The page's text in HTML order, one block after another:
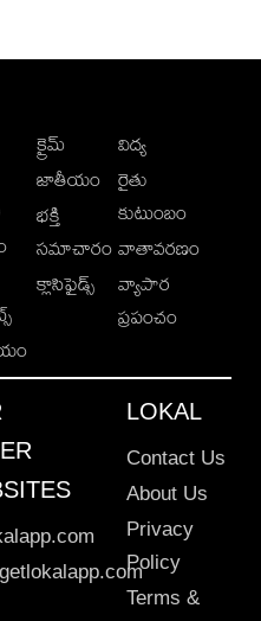
క్రైమ్
జాతీయం
భక్తి
సమాచారం
క్లాసిఫైడ్స్
విద్య
రైతు
కుటుంబం
వాతావరణం
వ్యాపార
ప్రపంచం
LOKAL
Contact Us
About Us
Privacy
Policy
Terms &